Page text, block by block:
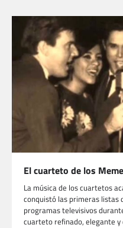
El cuarteto de los Meme
La música de los cuartetos
conquistó las primeras listas
programas televisivos
cuarteto refinado, elegante y